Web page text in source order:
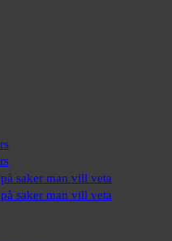
saker man vill veta
saker man vill veta